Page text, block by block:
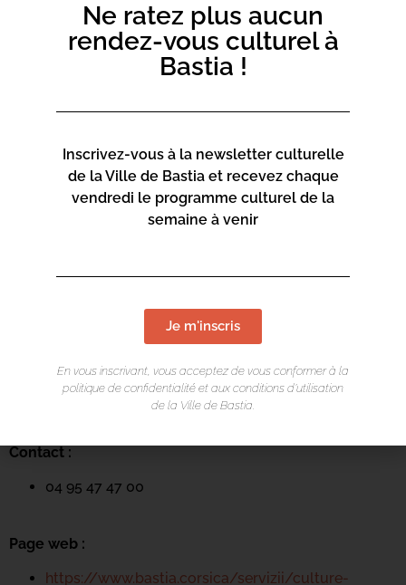
LIEU DE L'ÉVÉNEMENT
13 Rue Saint-Exupéry
Contact :
04 95 47 47 00
Page web :
https://www.bastia.corsica/servizii/culture-
Ne ratez plus aucun
rendez-vous culturel à
Bastia !
Inscrivez-vous à la newsletter culturelle
de la Ville de Bastia et recevez chaque
vendredi le programme culturel de la
semaine à venir
Je m'inscris
En vous inscrivant, vous acceptez de vous conformer à la
politique de confidentialité et aux conditions d’utilisation
de la Ville de Bastia.